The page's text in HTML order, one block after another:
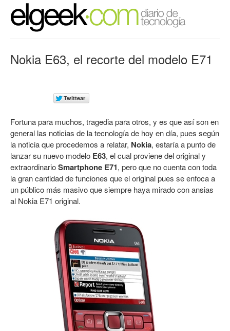
Nokia E63, el recorte del modelo E71
Fortuna para muchos, tragedia para otros, y es que así son en
general las noticias de la tecnología de hoy en día, pues según
la noticia que procedemos a relatar, Nokia, estaría a punto de
lanzar su nuevo modelo E63, el cual proviene del original y
extraordinarioSmartphone E71, pero que no cuenta con toda
la gran cantidad de funciones que el original pues se enfoca a
un público más masivo que siempre haya mirado con ansias
al Nokia E71 original.